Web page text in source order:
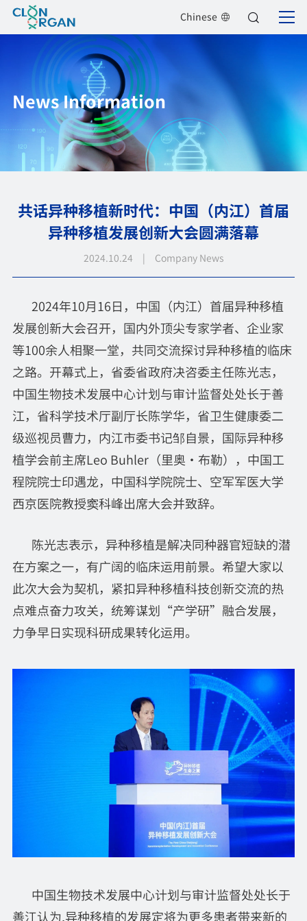
Chinese
News Information
共话异种移植新时代：中国（内江）首届
异种移植发展创新大会圆满落幕
2024.10.24 | Company News
2024年10月16日，中国（内江）首届异种移植
发展创新大会召开，国内外顶尖专家学者、企业家
等100余人相聚一堂，共同交流探讨异种移植的临床
之路。开幕式上，省委省政府决咨委主任陈光志，
中国生物技术发展中心计划与审计监督处处长于善
江，省科学技术厅副厅长陈学华，省卫生健康委二
级巡视员曹力，内江市委书记邹自景，国际异种移
植学会前主席Leo Buhler（里奥·布勒），中国工
程院院士印遇龙，中国科学院院士、空军军医大学
西京医院教授窦科峰出席大会并致辞。
陈光志表示，异种移植是解决同种器官短缺的潜
在方案之一，有广阔的临床运用前景。希望大家以
此次大会为契机，紧扣异种移植科技创新交流的热
点难点奋力攻关，统筹谋划“产学研”融合发展，
力争早日实现科研成果转化运用。
中国生物技术发展中心计划与审计监督处处长于
善江认为,异种移植的发展定将为更多患者带来新的